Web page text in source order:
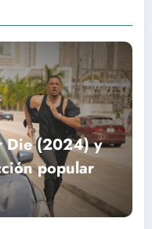
Die (2024) y
popular